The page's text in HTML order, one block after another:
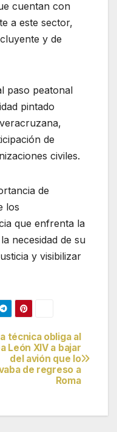
cuentan con
a este sector,
y de
paso peatonal
pintado
de
civiles.
de
los
que enfrenta la
necesidad de su
y visibilizar
técnica obliga al
León XIV a bajar
del avión que lo
de regreso a
Roma